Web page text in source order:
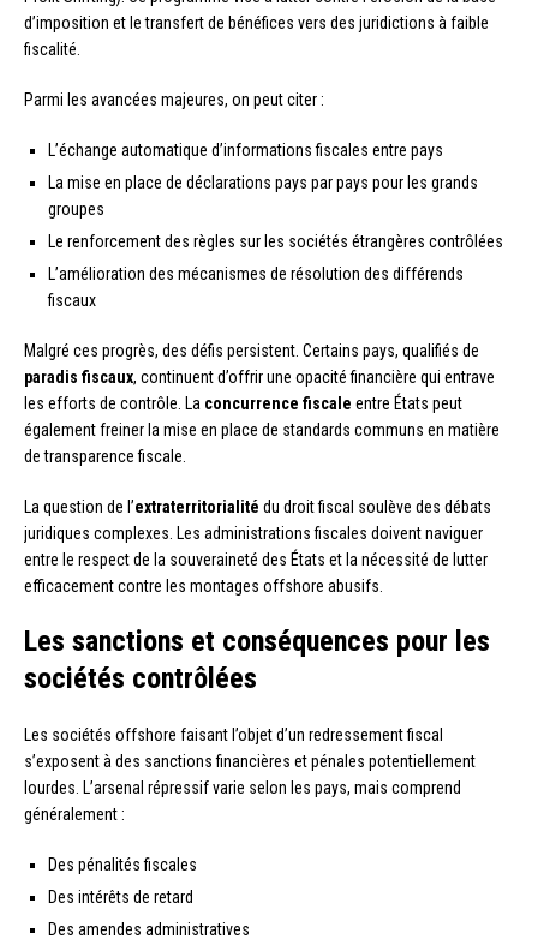
d’imposition et le transfert de bénéfices vers des juridictions à faible
fiscalité.
Parmi les avancées majeures, on peut citer :
L’échange automatique d’informations fiscales entre pays
La mise en place de déclarations pays par pays pour les grands
groupes
Le renforcement des règles sur les sociétés étrangères contrôlées
L’amélioration des mécanismes de résolution des différends
fiscaux
Malgré ces progrès, des défis persistent. Certains pays, qualifiés de
paradis fiscaux, continuent d’offrir une opacité financière qui entrave
les efforts de contrôle. La concurrence fiscale entre États peut
également freiner la mise en place de standards communs en matière
de transparence fiscale.
La question de l’extraterritorialité du droit fiscal soulève des débats
juridiques complexes. Les administrations fiscales doivent naviguer
entre le respect de la souveraineté des États et la nécessité de lutter
efficacement contre les montages offshore abusifs.
Les sanctions et conséquences pour les
sociétés contrôlées
Les sociétés offshore faisant l’objet d’un redressement fiscal
s’exposent à des sanctions financières et pénales potentiellement
lourdes. L’arsenal répressif varie selon les pays, mais comprend
généralement :
Des pénalités fiscales
Des intérêts de retard
Des amendes administratives